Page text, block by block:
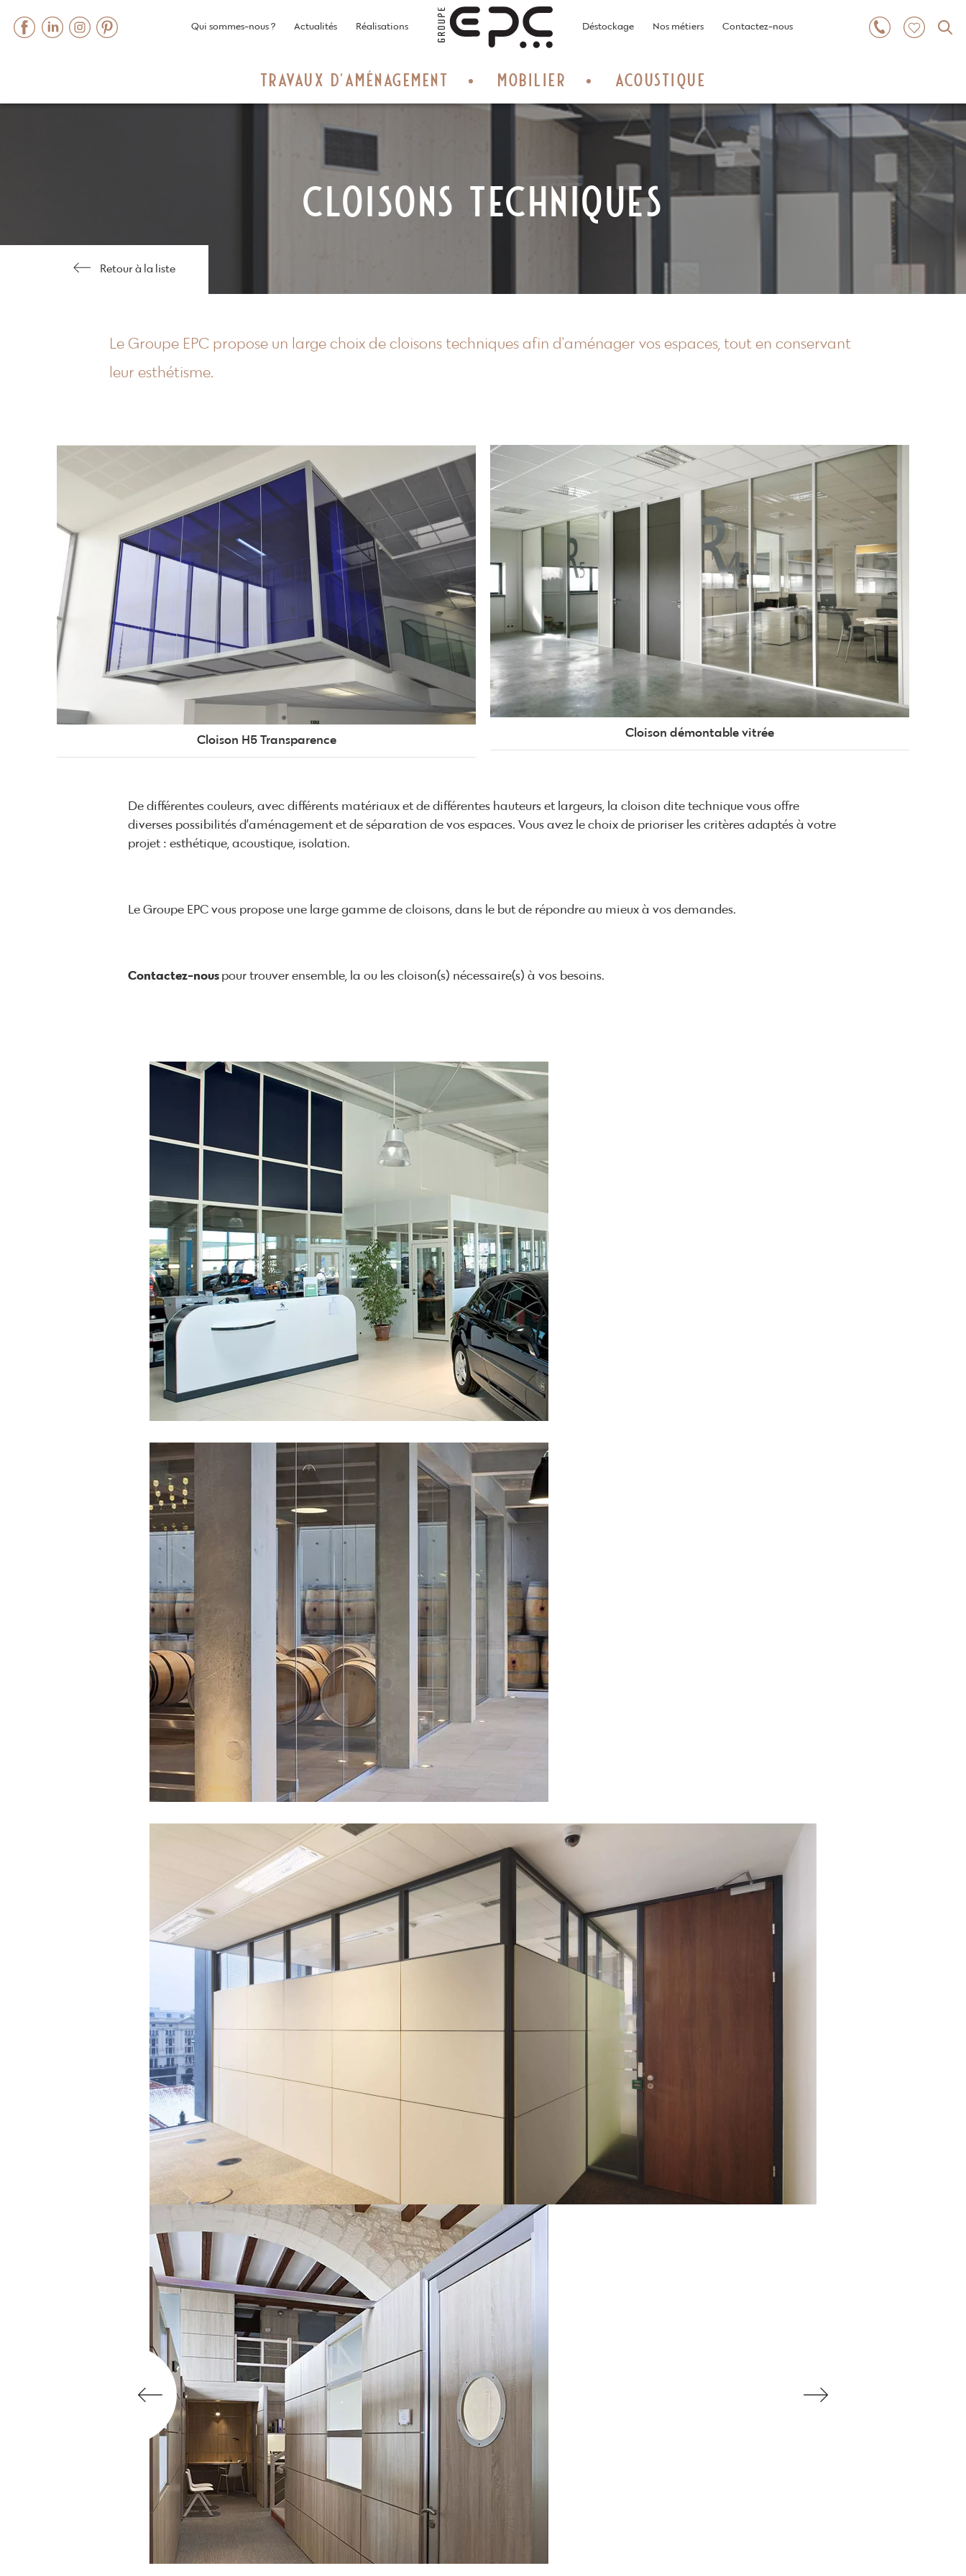
Qui sommes-nous ? Actualités Réalisations
Home
Déstockage Nos métiers Contactez-nous
TRAVAUX D’AMÉNAGEMENT MOBILIER ACOUSTIQUE
CLOISONS TECHNIQUES
Retour à la liste
Le Groupe EPC propose un large choix de cloisons techniques afin d'aménager vos espaces, tout en conservant
leur esthétisme.
Cloison H5 Transparence
Cloison démontable vitrée
De différentes couleurs, avec différents matériaux et de différentes hauteurs et largeurs, la cloison dite technique vous offre
diverses possibilités d’aménagement et de séparation de vos espaces. Vous avez le choix de prioriser les critères adaptés à votre
projet : esthétique, acoustique, isolation.
Le Groupe EPC vous propose une large gamme de cloisons, dans le but de répondre au mieux à vos demandes.
Contactez-nous pour trouver ensemble, la ou les cloison(s) nécessaire(s) à vos besoins.